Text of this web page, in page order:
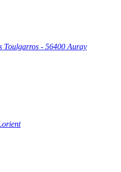
Toulgarros - 56400 Auray